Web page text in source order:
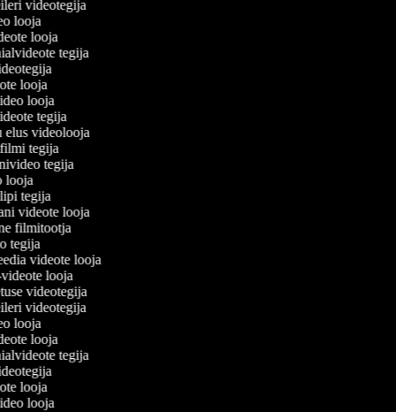
videotegija
looja
looja
tegija
looja
looja
tegija
elus videolooja
filmi tegija
tegija
looja
tegija
videote looja
filmitootja
tegija
videote looja
videote looja
videotegija
videotegija
looja
looja
tegija
looja
looja